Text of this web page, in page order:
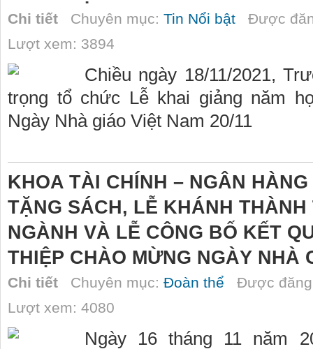
Chi tiết Chuyên mục: Tin Nổi bật Được
Lượt xem: 3894
Chiều ngày 18/11/2021,
trọng tổ chức Lễ khai giảng năm
Ngày Nhà giáo Việt Nam 20/11
KHOA TÀI CHÍNH – NGÂN
TẶNG SÁCH, LỄ KHÁNH THÀNH
NGÀNH VÀ LỄ CÔNG BỐ KẾT
THIỆP CHÀO MỪNG NGÀY NHÀ
Chi tiết Chuyên mục: Đoàn thể Được
Lượt xem: 4080
Ngày 16 tháng 11 năm